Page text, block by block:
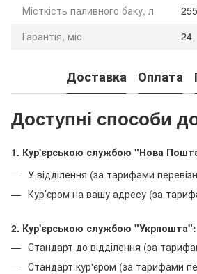
Місткість паливного баку, л
255
Гарантія, міс
24
Доставка Оплата
Доступні способи
1. Кур'єрською службою "Нова
У відділення (за тарифами
Кур’єром на вашу адресу (за
2. Кур'єрською службою "Укрпошта":
Стандарт до відділення (за
Стандарт кур'єром (за тарифами